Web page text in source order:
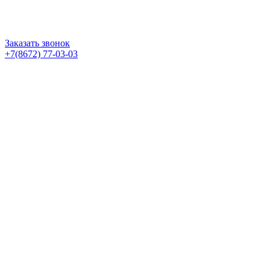
Заказать звонок
+7(8672) 77-03-03